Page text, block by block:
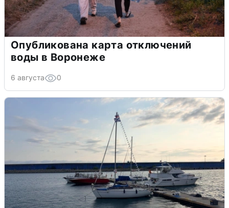
Опубликована карта отключений
воды в Воронеже
6 августа 0